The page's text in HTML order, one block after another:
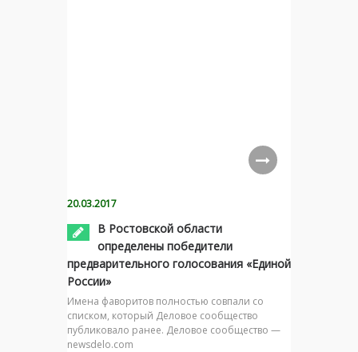
20.03.2017
В Ростовской области
определены победители
предварительного голосования «Единой
России»
Имена фаворитов полностью совпали со
списком, который Деловое сообщество
публиковало ранее. Деловое сообщество —
newsdelo.com